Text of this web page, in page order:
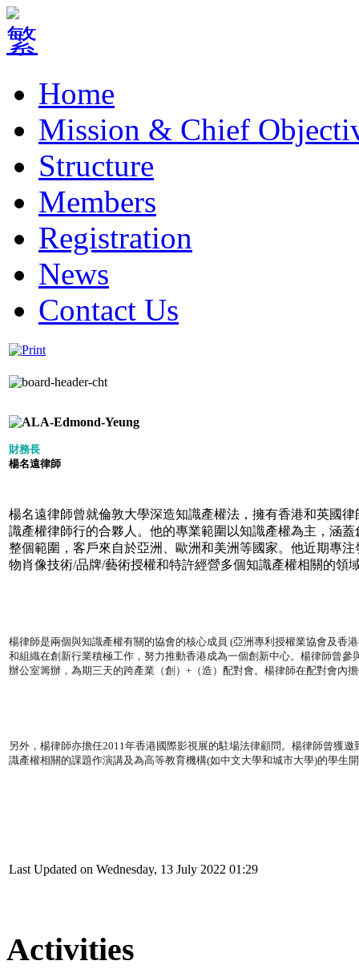
Home
Mission & Chief
Structure
Members
Registration
News
Contact Us
財務長
楊名遠律師
楊名遠律師曾就倫敦大學深造知識產權法，擁有香港和英國
識產權律師行的合夥人。他的專業範圍以知識產權為主，涵
整個範圍，客戶來自於亞洲、歐洲和美洲等國家。他近期專
物肖像技術/品牌/藝術授權和特許經營多個知識產權相關的領
楊律師是兩個與知識產權有關的協會的核心成員 (亞洲專利授權業協會及香
和組織在創新行業積極工作，努力推動香港成為一個創新中心。 楊律師曾參
辦公室籌辦，為期三天的跨產業（創）+（造）配對會。楊律師在配對會內
另外，楊律師亦擔任2011年香港國際影視展的駐場法律顧問。楊律師曾獲
識產權相關的課題作演講及為高等教育機構(如中文大學和城市大學)的學生
Last Updated on Wednesday, 13 July 2022 01:29
Activities